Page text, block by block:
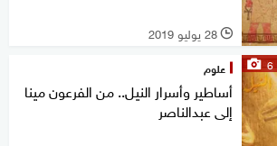
l 28 يوليو 2019
6 علوم
أساطير وأسرار النيل.. من الفرعون مينا
إلى عبدالناصر